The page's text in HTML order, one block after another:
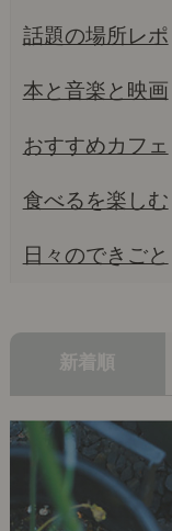
話題の場所レポ
本と音楽と映画
おすすめカフェ
食べるを楽しむ
日々のできごと
新着順